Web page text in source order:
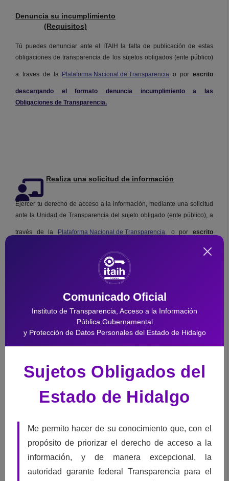
Comunicado Oficial
Instituto de Transparencia, Acceso a la Información
Pública Gubernamental
y Protección de Datos Personales del Estado de Hidalgo
Sujetos Obligados del
Estado de Hidalgo
Me permito hacer de su conocimiento que, con el
propósito de priorizar el derecho de acceso a la
información, y de manera excepcional, la
autoridad garante federal Transparencia para el
Denuncia su incumplimiento
(Requisitos)
Tú puedes denunciar ante el ITAIH la falta de publicación de estas
obligaciones de transparencia de los sujetos obligados (ente público)
a traves de la Plataforma Nacional de Transparencia o porescrito
descargando el formato denuncia incumplimiento a las
Obligaciones de Transparencia.
Realiza una solicitud de información
Ejercer tu derecho de acceso a la información, mediante una solicitud
ante la Unidad de Transparencia del sujeto obligado (ente público), a
través de la Plataforma Nacional de Transparencia, o por escrito
descargando el formato para persona , así como, vía
Recurso de Revisión
de respuesta o por no estar de acuerdo con ella, a través de la